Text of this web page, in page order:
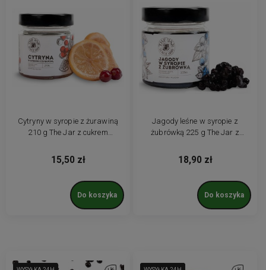
Cytryny w syropie z żurawiną
210 g The Jar z cukrem
15,50 zł
Do koszyka
Jagody leśne w syropie z
żubrówką 225 g The Jar z
18,90 zł
Do koszyka